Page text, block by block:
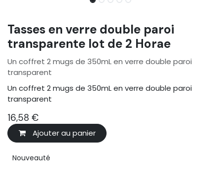
Tasses en verre double paroi
transparente lot de 2 Horae
Un coffret 2 mugs de 350mL en verre double paroi
transparent
Un coffret 2 mugs de 350mL en verre double paroi
transparent
16,58 €
Ajouter au panier
Nouveauté